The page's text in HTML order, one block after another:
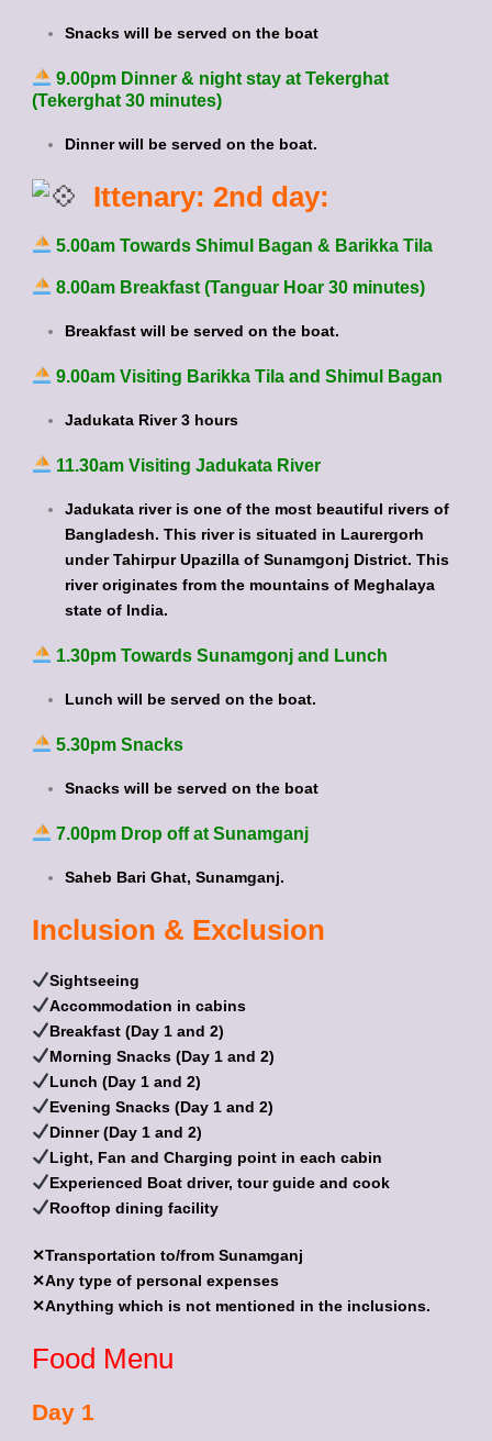
Snacks will be served on the boat
9.00pm Dinner & night stay at Tekerghat
(Tekerghat 30 minutes)
Dinner will be served on the boat.
Ittenary: 2nd day:
5.00am Towards Shimul Bagan & Barikka Tila
8.00am Breakfast (Tanguar Hoar 30 minutes)
Breakfast will be served on the boat.
9.00am Visiting Barikka Tila and Shimul Bagan
Jadukata River 3 hours
11.30am Visiting Jadukata River
Jadukata river is one of the most beautiful rivers of
Bangladesh. This river is situated in Laurergorh
under Tahirpur Upazilla of Sunamgonj District. This
river originates from the mountains of Meghalaya
state of India.
1.30pm Towards Sunamgonj and Lunch
Lunch will be served on the boat.
5.30pm Snacks
Snacks will be served on the boat
7.00pm Drop off at Sunamganj
Saheb Bari Ghat, Sunamganj.
Inclusion & Exclusion
Sightseeing
Accommodation in cabins
Breakfast (Day 1 and 2)
Morning Snacks (Day 1 and 2)
Lunch (Day 1 and 2)
Evening Snacks (Day 1 and 2)
Dinner (Day 1 and 2)
Light, Fan and Charging point in each cabin
Experienced Boat driver, tour guide and cook
Rooftop dining facility
✕Transportation to/from Sunamganj
✕Any type of personal expenses
✕Anything which is not mentioned in the inclusions.
Food Menu
Day 1